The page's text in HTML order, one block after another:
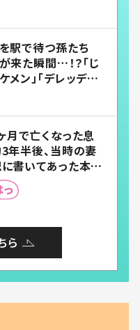
駅で待つ孫たち
来た瞬間…！？「じ
メン」「デレッデレ」
月で亡くなった息
半後、当時の妻
書いてあった本音
ら